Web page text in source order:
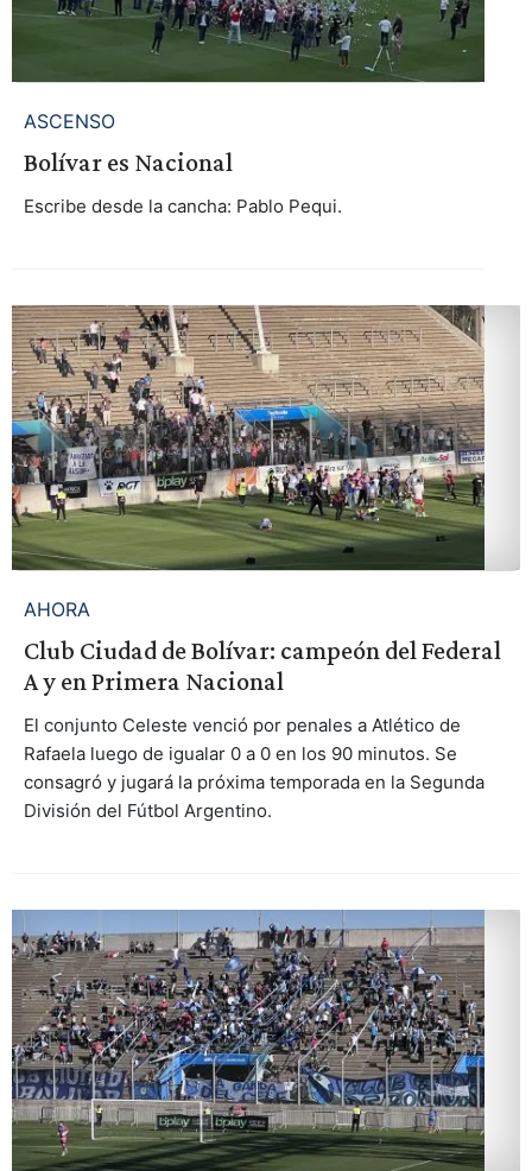
ASCENSO
Bolívar es Nacional
Escribe desde la cancha: Pablo Pequi.
AHORA
Club Ciudad de Bolívar: campeón del Federal
A y en Primera Nacional
El conjunto Celeste venció por penales a Atlético de
Rafaela luego de igualar 0 a 0 en los 90 minutos. Se
consagró y jugará la próxima temporada en la Segunda
División del Fútbol Argentino.